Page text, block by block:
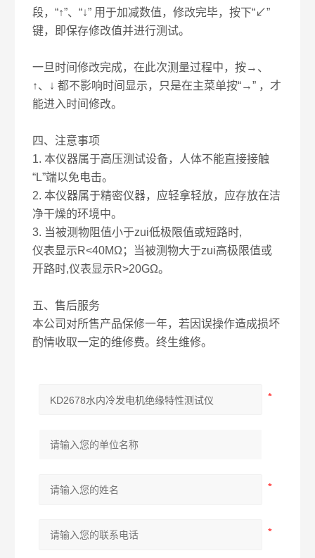
段，“↑”、“↓” 用于加减数值，修改完毕，按下“↙”
键，即保存修改值并进行测试。
一旦时间修改完成，在此次测量过程中，按→、
↑、↓ 都不影响时间显示，只是在主菜单按“→” ，才
能进入时间修改。
四、注意事项
1. 本仪器属于高压测试设备，人体不能直接接触
“L”端以免电击。
2. 本仪器属于精密仪器，应轻拿轻放，应存放在洁
净干燥的环境中。
3. 当被测物阻值小于zui低极限值或短路时,
仪表显示R<40MΩ；当被测物大于zui高极限值或
开路时,仪表显示R>20GΩ。
五、售后服务
本公司对所售产品保修一年，若因误操作造成损坏
酌情收取一定的维修费。终生维修。